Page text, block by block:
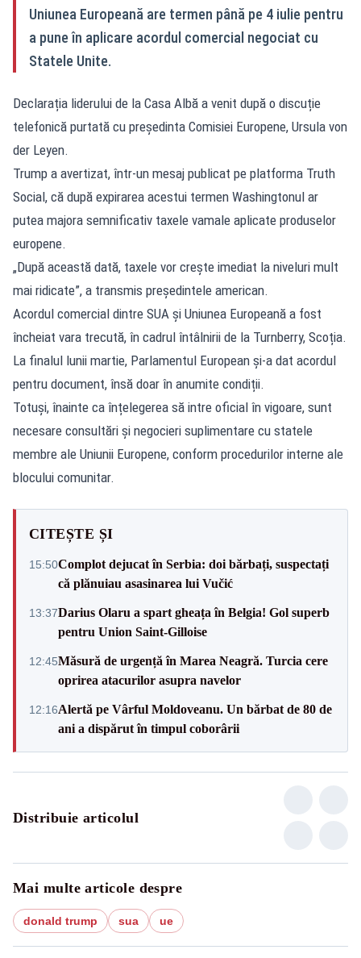
Uniunea Europeană are termen până pe 4 iulie pentru
a pune în aplicare acordul comercial negociat cu
Statele Unite.
Declarația liderului de la Casa Albă a venit după o discuție
telefonică purtată cu președinta Comisiei Europene, Ursula von
der Leyen.
Trump a avertizat, într-un mesaj publicat pe platforma Truth
Social, că după expirarea acestui termen Washingtonul ar
putea majora semnificativ taxele vamale aplicate produselor
europene.
„După această dată, taxele vor crește imediat la niveluri mult
mai ridicate”, a transmis președintele american.
Acordul comercial dintre SUA și Uniunea Europeană a fost
încheiat vara trecută, în cadrul întâlnirii de la Turnberry, Scoția.
La finalul lunii martie, Parlamentul European și-a dat acordul
pentru document, însă doar în anumite condiții.
Totuși, înainte ca înțelegerea să intre oficial în vigoare, sunt
necesare consultări și negocieri suplimentare cu statele
membre ale Uniunii Europene, conform procedurilor interne ale
blocului comunitar.
CITEȘTE ȘI
15:50Complot dejucat în Serbia: doi bărbați, suspectați
că plănuiau asasinarea lui Vučić
13:37Darius Olaru a spart gheața în Belgia! Gol superb
pentru Union Saint-Gilloise
12:45Măsură de urgență în Marea Neagră. Turcia cere
oprirea atacurilor asupra navelor
12:16Alertă pe Vârful Moldoveanu. Un bărbat de 80 de
ani a dispărut în timpul coborârii
Distribuie articolul
Mai multe articole despre
donald trump sua ue